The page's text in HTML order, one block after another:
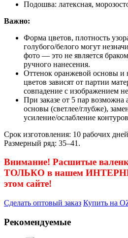
Подошва: латексная,
Важно:
Форма цветов, плотность
голубого/белого могут
фото — это не является
ручного нанесения.
Оттенок оранжевой основы и
цветов зависят от партии
совпадение с изображением
При заказе от 5 пар возможна
основы (светлее/глубже),
усиление/ослабление
Срок изготовления: 10 рабочих
Размерный ряд: 35–41.
Внимание! Расшитые
ТОЛЬКО в нашем
этом сайте!
Сделать оптовый заказ Купить на
Рекомендуемые